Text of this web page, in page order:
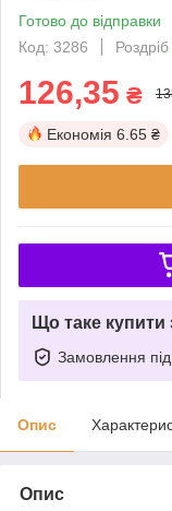
Готово до відправки
Код: 3286
Роздріб
126,35 ₴
Економія 6.65 ₴
Що таке
Замовлення
Опис
Опис